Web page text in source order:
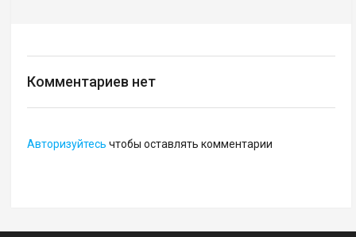
Комментариев нет
Авторизуйтесь чтобы оставлять комментарии